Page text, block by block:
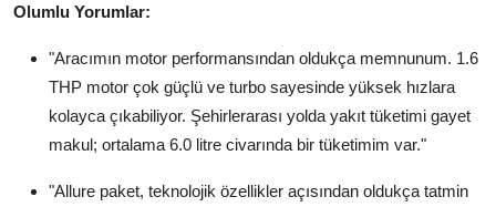
Olumlu Yorumlar:
"Aracımın motor performansından oldukça memnunum. 1.6
THP motor çok güçlü ve turbo sayesinde yüksek hızlara
kolayca çıkabiliyor. Şehirlerarası yolda yakıt tüketimi gayet
makul; ortalama 6.0 litre civarında bir tüketimim var."
"Allure paket, teknolojik özellikler açısından oldukça tatmin